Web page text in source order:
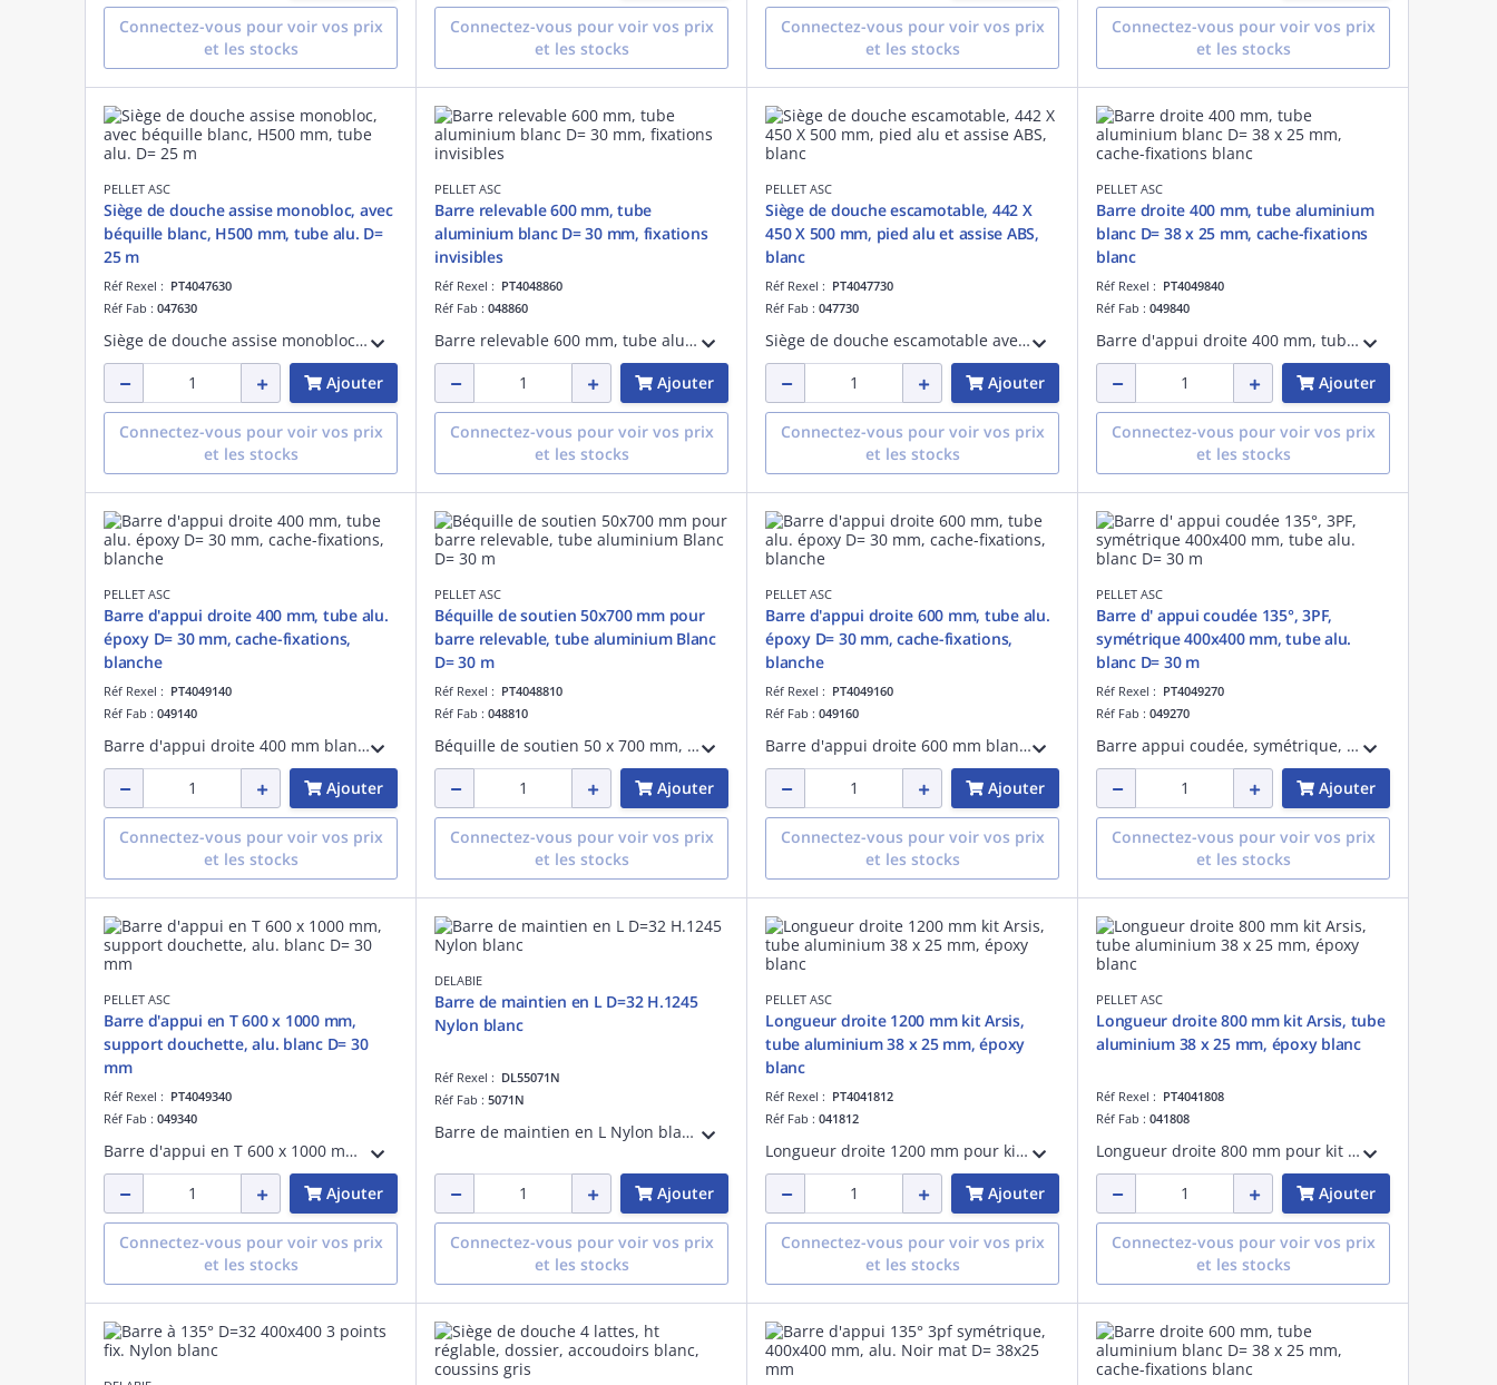
Connectez-vous pour voir vos prix
et les stocks
Connectez-vous pour voir vos prix
et les stocks
Connectez-vous pour voir vos prix
et les stocks
Connectez-vous pour voir vos prix
et les stocks
PELLET ASC
Siège de douche assise monobloc, avec
béquille blanc, H500 mm, tube alu. D=
25 m
Réf Rexel : PT4047630
Réf Fab : 047630
Siège de douche assise monobloc avec rainures en polypropylène blanc, 373 x 383 mm avec béquille automatique blanc, hauteur normaliée 500 mm, encombrement 62 mm une fois replié. Tube aluminium époxy D= 25 mm.
Ajouter
Connectez-vous pour voir vos prix
et les stocks
PELLET ASC
Barre relevable 600 mm, tube
aluminium blanc D= 30 mm, fixations
invisibles
Réf Rexel : PT4048860
Réf Fab : 048860
Barre relevable 600 mm, tube aluminium époxy blanc D= 30 mm, platines en résine de synthèse, fixations invisibles, blocage en position verticale.
Ajouter
Connectez-vous pour voir vos prix
et les stocks
PELLET ASC
Siège de douche escamotable, 442 X
450 X 500 mm, pied alu et assise ABS,
blanc
Réf Rexel : PT4047730
Réf Fab : 047730
Siège de douche escamotable avec béquille automatique, position de verrouillage, antivol, 442 x 450 x 500 mm, pied aluminium époxy, assise grande taille ABS, blanc, fixations invisibles, visserie fournie.
Ajouter
Connectez-vous pour voir vos prix
et les stocks
PELLET ASC
Barre droite 400 mm, tube aluminium
blanc D= 38 x 25 mm, cache-fixations
blanc
Réf Rexel : PT4049840
Réf Fab : 049840
Barre d'appui droite 400 mm, tube elliptique aluminium époxy blanc D= 38 x 25 mm, cache-fixations en résine de synthèse blanc, fixations invisibles, préhension améliorée, visserie fournie.
Ajouter
Connectez-vous pour voir vos prix
et les stocks
PELLET ASC
Barre d'appui droite 400 mm, tube alu.
époxy D= 30 mm, cache-fixations,
blanche
Réf Rexel : PT4049140
Réf Fab : 049140
Barre d'appui droite 400 mm blanche, tube aluminium époxy D= 30 mm, platines et cache-fixations en résine de synthèse D= 67 mm, fixations invisibles, visserie fournie.
Ajouter
Connectez-vous pour voir vos prix
et les stocks
PELLET ASC
Béquille de soutien 50x700 mm pour
barre relevable, tube aluminium Blanc
D= 30 m
Réf Rexel : PT4048810
Réf Fab : 048810
Béquille de soutien 50 x 700 mm, pour barre relevable non fournie, tube aluminium époxy blanc D= 30 mm, réglage par vérin, recommandée lorsque paroi de fixation n'est pas solide.
Ajouter
Connectez-vous pour voir vos prix
et les stocks
PELLET ASC
Barre d'appui droite 600 mm, tube alu.
époxy D= 30 mm, cache-fixations,
blanche
Réf Rexel : PT4049160
Réf Fab : 049160
Barre d'appui droite 600 mm blanche, tube aluminium époxy D= 30 mm, platines et cache-fixations en résine de synthèse D= 67 mm, fixations invisibles, visserie fournie.
Ajouter
Connectez-vous pour voir vos prix
et les stocks
PELLET ASC
Barre d' appui coudée 135°, 3PF,
symétrique 400x400 mm, tube alu.
blanc D= 30 m
Réf Rexel : PT4049270
Réf Fab : 049270
Barre appui coudée, symétrique, angle 135°, 400 x 400 mm, blanche, tube aluminium époxy D= 30 mm, platines et cache-fixations en résine de synthèse D= 67 mm, 3 points de fixations invisibles, visserie fournie.
Ajouter
Connectez-vous pour voir vos prix
et les stocks
PELLET ASC
Barre d'appui en T 600 x 1000 mm,
support douchette, alu. blanc D= 30
mm
Réf Rexel : PT4049340
Réf Fab : 049340
Barre d'appui en T 600 x 1000 mm, avec support douchette ABS blanc universel clipsable,blanche, tube aluminium époxy D= 30 mm, cache-fixations en résine de synthèse, fixations invisibles.
Ajouter
Connectez-vous pour voir vos prix
et les stocks
DELABIE
Barre de maintien en L D=32 H.1245
Nylon blanc
Réf Rexel : DL55071N
Réf Fab : 5071N
Barre de maintien en L Nylon blanc antibactérien, H. 1245 mm
Ajouter
Connectez-vous pour voir vos prix
et les stocks
PELLET ASC
Longueur droite 1200 mm kit Arsis,
tube aluminium 38 x 25 mm, époxy
blanc
Réf Rexel : PT4041812
Réf Fab : 041812
Longueur droite 1200 mm pour kit Arsis, tube aluminium élliptique 38 x 25 mm, époxy blanc, à compléter avec des fixations murales et ou coude, support de liaison ou jonction du kit.
Ajouter
Connectez-vous pour voir vos prix
et les stocks
PELLET ASC
Longueur droite 800 mm kit Arsis, tube
aluminium 38 x 25 mm, époxy blanc
Réf Rexel : PT4041808
Réf Fab : 041808
Longueur droite 800 mm pour kit Arsis, tube aluminium élliptique 38 x 25 mm, époxy blanc, à compléter avec des fixations murales et ou coude, support de liaison ou jonction du kit.
Ajouter
Connectez-vous pour voir vos prix
et les stocks